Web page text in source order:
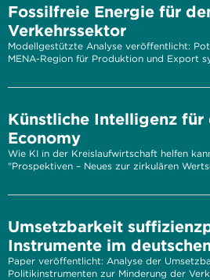
Fossilfreie Energie für
Verkehrssektor
Modellgestützte Analyse veröffentlicht:
MENA-Region für Produktion und Export
Künstliche Intelligenz für
Economy
Wie KI in der Kreislaufwirtschaft helfen
"Prospektiven – Neues zur zirkulären
Umsetzbarkeit
Instrumente im
Paper veröffentlicht: Analyse der
Politikinstrumenten zur Minderung der